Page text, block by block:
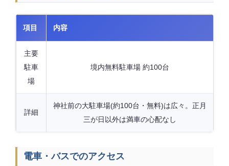
項目 内容
主要
駐車
場
境内無料駐車場 約100台
詳細
神社前の大駐車場(約100台・無料)は広々。正月
三が日以外は満車の心配なし
電車・バスでのアクセス